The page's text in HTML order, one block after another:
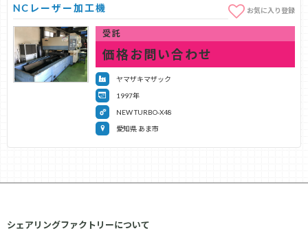
NCレーザー加工機 お気に入り登録
受託
価格お問い合わせ
ヤマザキマザック
1997年
NEW TURBO-X48
愛知県 あま市
シェアリングファクトリーについて